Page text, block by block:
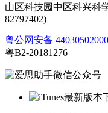
山区科技园中区科兴科
82797402)
粤公网安备
粤B2-20181276